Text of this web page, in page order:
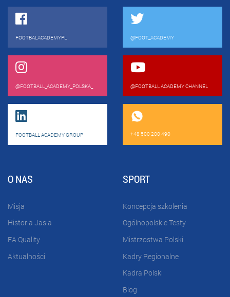
FOOTBALACADEMYPL @FOOT_ACADEMY
@FOOTBALL_ACADEMY_POLSKA_ @FOOTBALL ACADEMY CHANNEL
FOOTBALL ACADEMY GROUP +48 500 200 490
O NAS
Misja
Historia Jasia
FA Quality
Aktualności
SPORT
Koncepcja szkolenia
Ogólnopolskie Testy
Mistrzostwa Polski
Kadry Regionalne
Kadra Polski
Blog